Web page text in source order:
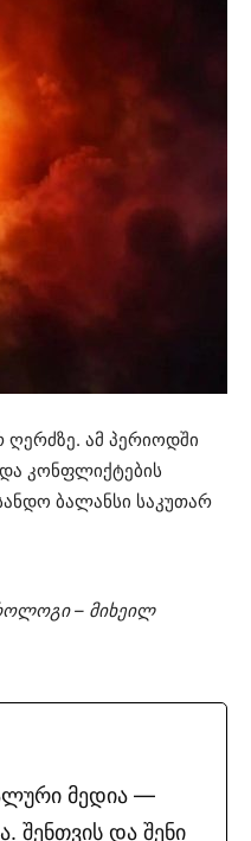
ღერძზე. ამ პერიოდში
კონფლიქტების
ბალანსი საკუთარ
– მიხეილ
მედია —
შენთვის და შენი